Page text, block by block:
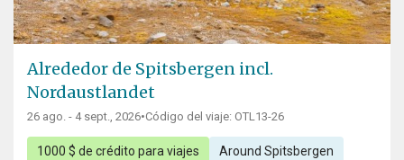
Alrededor de Spitsbergen incl.
Nordaustlandet
26 ago. - 4 sept., 2026•Código del viaje: OTL13-26
1000 $ de crédito para viajes Around Spitsbergen